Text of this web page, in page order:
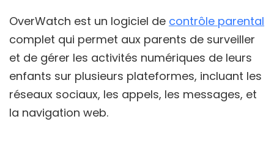
OverWatch est un logiciel de contrôle parental
complet qui permet aux parents de surveiller
et de gérer les activités numériques de leurs
enfants sur plusieurs plateformes, incluant les
réseaux sociaux, les appels, les messages, et
la navigation web.